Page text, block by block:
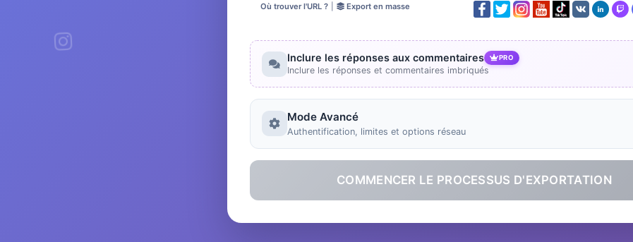
Où trouver l'URL ?
Export en masse
Inclure les réponses aux commentaires PRO
Inclure les réponses et commentaires imbriqués
Mode Avancé
Authentification, limites et options réseau
COMMENCER LE PROCESSUS D'EXPORTATION